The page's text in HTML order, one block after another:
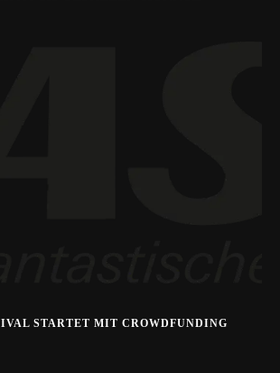
STARTET MIT CROWDFUNDING